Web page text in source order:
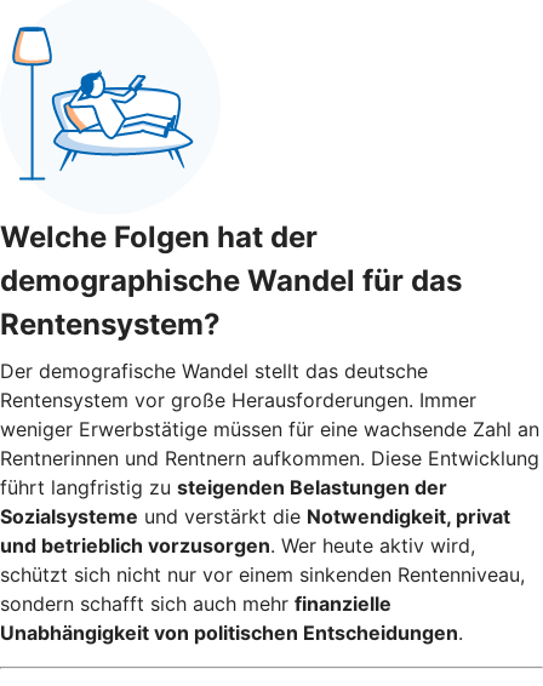
Welche Folgen hat der
demographische Wandel für das
Rentensystem?
Der demografische Wandel stellt das deutsche
Rentensystem vor große Herausforderungen. Immer
weniger Erwerbstätige müssen für eine wachsende Zahl an
Rentnerinnen und Rentnern aufkommen. Diese Entwicklung
führt langfristig zu steigenden Belastungen der
Sozialsysteme und verstärkt die Notwendigkeit, privat
und betrieblich vorzusorgen. Wer heute aktiv wird,
schützt sich nicht nur vor einem sinkenden Rentenniveau,
sondern schafft sich auch mehr finanzielle
Unabhängigkeit von politischen Entscheidungen.